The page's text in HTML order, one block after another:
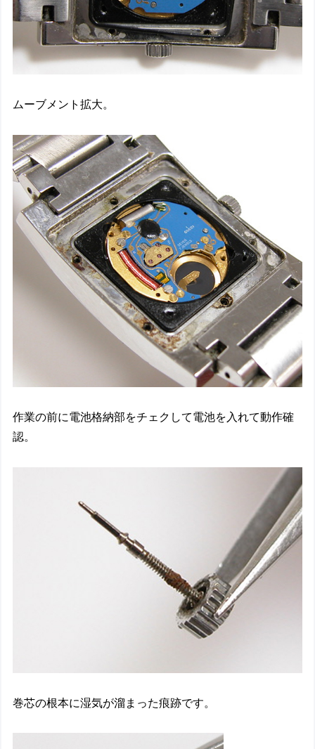
ムーブメント拡大。
作業の前に電池格納部をチェクして電池を入れて動作確
認。
巻芯の根本に湿気が溜まった痕跡です。